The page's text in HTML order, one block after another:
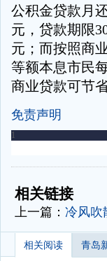
公积金贷款月
元，贷款期限
元；而按照商
等额本息市民
商业贷款可节
免责声明
-
相关链接
上一篇： 冷风吹
相关阅读 青岛